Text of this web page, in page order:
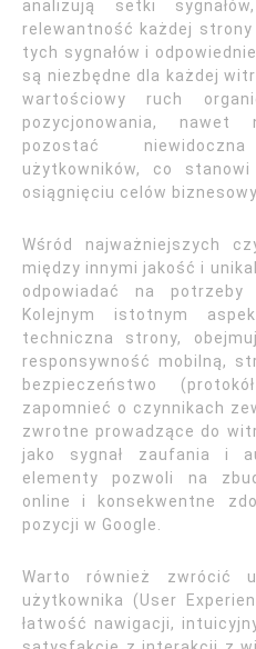
analizują setki
relewantność każdej
tych sygnałów i
są niezbędne dla każdej
wartościowy ruch
pozycjonowania,
pozostać
użytkowników, co
osiągnięciu celów
Wśród najważniejszych
między innymi jakość i
odpowiadać na potrzeby
Kolejnym istotnym
techniczna strony,
responsywność mobilną,
bezpieczeństwo
zapomnieć o czynnikach
zwrotne prowadzące do
jako sygnał zaufania i
elementy pozwoli na
online i konsekwentne
pozycji w Google.
Warto również zwrócić
użytkownika (User
łatwość nawigacji,